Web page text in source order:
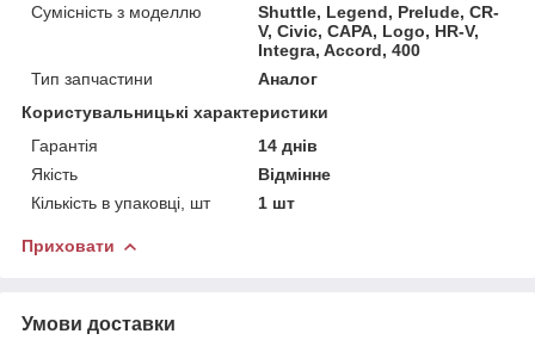
Сумісність з моделлю
Shuttle, Legend, Prelude, CR-
V, Civic, CAPA, Logo, HR-V,
Integra, Accord, 400
Тип запчастини
Аналог
Користувальницькі характеристики
Гарантія
14 днів
Якість
Відмінне
Кількість в упаковці, шт
1 шт
Приховати
Умови доставки